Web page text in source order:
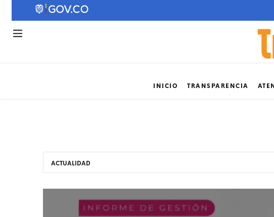
INICIO TRANSPARENCIA
ACTUALIDAD